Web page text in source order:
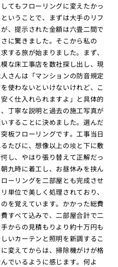
てもフローリングに変えたかっ
いうことで、まずは大手のリフ
、提示された金額は六畳二間で
に驚きました。そこから私の
する旅が始まりました。まず、
な床工事店を数社探し出し、現
さんは「マンションの防音規定
使わないといけないけれど、こ
く仕入れられますよ」と具体的
丁寧な説明と過去の施工写真が
することに決めました。選んだ
板フローリングです。工事当日
たびに、想像以上の埃と下に敷
し、やはり張り替えて正解だっ
九時に着工し、お昼休みを挟ん
ーリングを二部屋とも完成させ
単位で美しく処理されており、
を覚えています。かかった総費
すべて込みで、二部屋合計で二
からの見積もりより約十万円も
いカーテンと照明を新調するこ
変えてからは、掃除機がけが格
でいるように感じます。何よ